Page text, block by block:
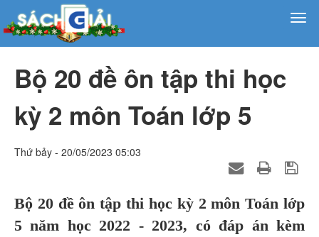
Bộ 20 đề ôn tập thi học
kỳ 2 môn Toán lớp 5
Thứ bảy - 20/05/2023 05:03
Bộ 20 đề ôn tập thi học kỳ 2 môn Toán lớp
5 năm học 2022 - 2023, có đáp án kèm